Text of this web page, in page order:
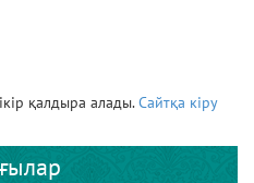
қалдыра алады.Сайтқа кіру